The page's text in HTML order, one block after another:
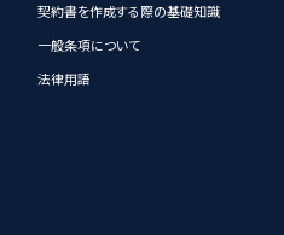
契約書を作成する際の基礎知識
一般条項について
法律用語